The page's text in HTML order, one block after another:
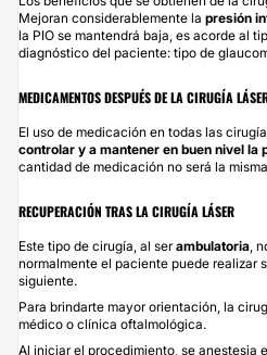
Mejoran considerablemente la presión
la PIO se mantendrá baja, es acorde al
diagnóstico del paciente: tipo de
MEDICAMENTOS DESPUÉS DE LA CIRUGÍA
El uso de medicación en todas las
controlar y a mantener en buen nivel la
cantidad de medicación no será la
RECUPERACIÓN TRAS LA CIRUGÍA LÁSER
Este tipo de cirugía, al ser ambulatoria,
normalmente el paciente puede realizar
siguiente.
Para brindarte mayor orientación, la
médico o clínica oftalmológica.
Al iniciar el procedimiento, se anestesia